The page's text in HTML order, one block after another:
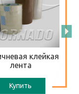
клейкая
лента
Купить